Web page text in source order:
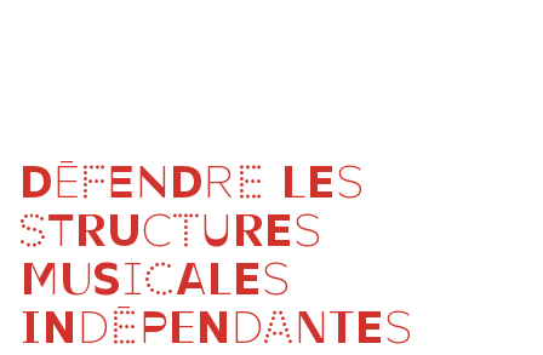
DÉFENDRE LES
STRUCTURES
MUSICALES
INDÉPENDANTES